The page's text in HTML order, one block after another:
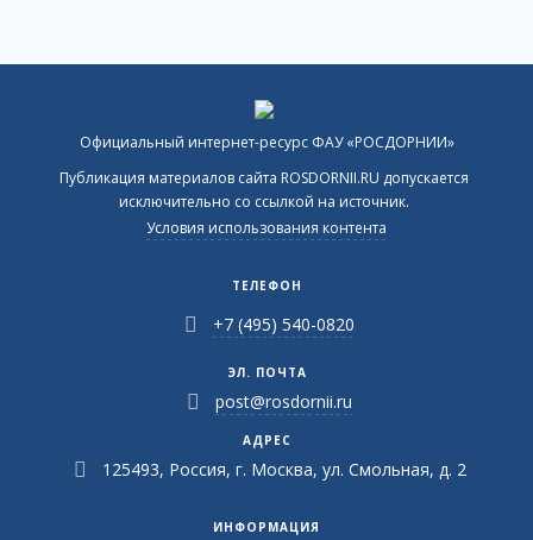
Официальный интернет-ресурс ФАУ «РОСДОРНИИ»
Публикация материалов сайта ROSDORNII.RU допускается
исключительно со ссылкой на источник.
Условия использования контента
ТЕЛЕФОН
+7 (495) 540-0820
ЭЛ. ПОЧТА
post@rosdornii.ru
АДРЕС
125493, Россия, г. Москва, ул. Смольная, д. 2
ИНФОРМАЦИЯ